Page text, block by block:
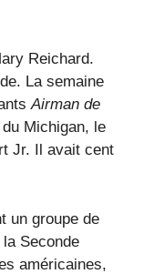
Reichard.
La semaine
Airman de
Michigan, le
Jr. Il avait cent
un groupe de
Seconde
américaines,